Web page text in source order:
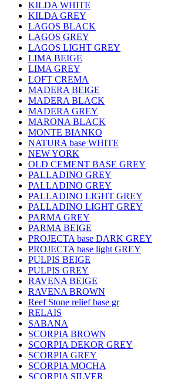
KILDA WHITE
KILDA GREY
LAGOS BLACK
LAGOS GREY
LAGOS LIGHT GREY
LIMA BEIGE
LIMA GREY
LOFT CREMA
MADERA BEIGE
MADERA BLACK
MADERA GREY
MARONA BLACK
MONTE BIANKO
NATURA base WHITE
NEW YORK
OLD CEMENT BASE GREY
PALLADINO GREY
PALLADINO GREY
PALLADINO LIGHT GREY
PALLADINO LIGHT GREY
PARMA GREY
PARMA BEIGE
PROJECTA base DARK GREY
PROJECTA base light GREY
PULPIS BEIGE
PULPIS GREY
RAVENA BEIGE
RAVENA BROWN
Reef Stone relief base gr
RELAIS
SABANA
SCORPIA BROWN
SCORPIA DEKOR GREY
SCORPIA GREY
SCORPIA MOCHA
SCORPIA SILVER